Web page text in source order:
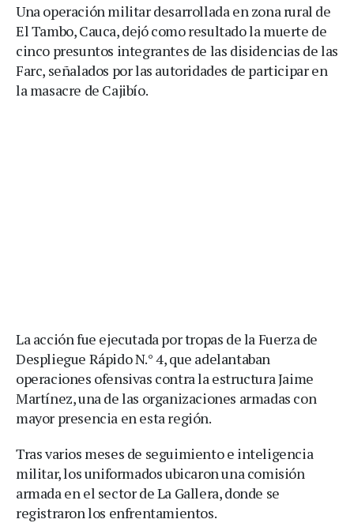
Una operación militar desarrollada en zona rural de
El Tambo, Cauca, dejó como resultado la muerte de
cinco presuntos integrantes de las disidencias de las
Farc, señalados por las autoridades de participar en
la masacre de Cajibío.
La acción fue ejecutada por tropas de la Fuerza de
Despliegue Rápido N.° 4, que adelantaban
operaciones ofensivas contra la estructura Jaime
Martínez, una de las organizaciones armadas con
mayor presencia en esta región.
Tras varios meses de seguimiento e inteligencia
militar, los uniformados ubicaron una comisión
armada en el sector de La Gallera, donde se
registraron los enfrentamientos.